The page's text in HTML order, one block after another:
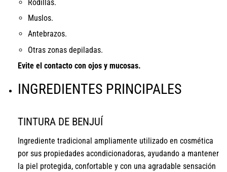
Rodillas.
Muslos.
Antebrazos.
Otras zonas depiladas.
Evite el contacto con ojos y mucosas.
INGREDIENTES PRINCIPALES
TINTURA DE BENJUÍ
Ingrediente tradicional ampliamente utilizado en cosmética
por sus propiedades acondicionadoras, ayudando a mantener
la piel protegida, confortable y con una agradable sensación